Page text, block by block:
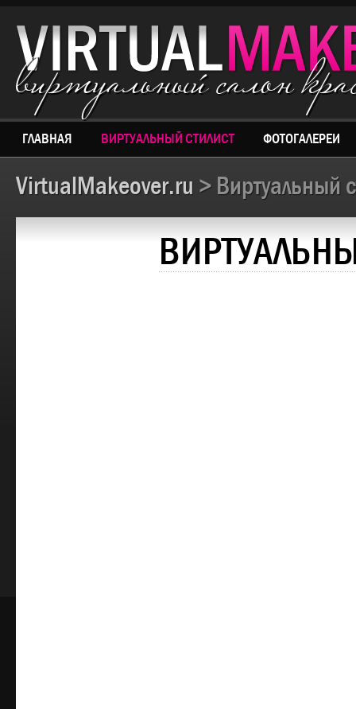
виртуальный салон
ГЛАВНАЯ ВИРТУАЛЬНЫЙ СТИЛИСТ ФОТОГАЛЕРЕИ
VirtualMakeover.ru > Виртуальный